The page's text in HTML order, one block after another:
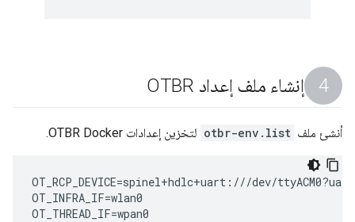
إنشاء ملف إعداد OTBR
أنشئ ملف otbr-env.list لتخزين إعدادات OTBR Docker.
OT_RCP_DEVICE=spinel+hdlc+uart:///dev/
OT_INFRA_IF=wlan0
OT_THREAD_IF=wpan0